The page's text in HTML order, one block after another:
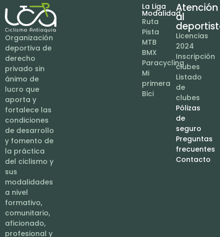
Organización
deportiva de
derecho
privado sin
ánimo de
lucro que
aporta y
fortalece las
condiciones
de desarrollo
y fomento de
la práctica
del ciclismo y
sus
modalidades
a nivel
formativo,
comunitario,
aficionado,
profesional y
La Liga
Modalidad
Ruta
Pista
MTB
BMX
Paracycling
Mi
primera
Bici
Atención
al
Licencias
2024
Inscripción
clubes
Listado
de
clubes
Pólizas
de
seguro
Preguntas
frecuentes
Contacto